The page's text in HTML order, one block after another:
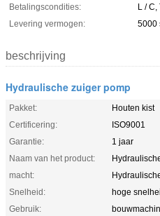
Betalingscondities:
L / C,
Levering vermogen:
5000
beschrijving
Hydraulische zuiger pomp
Pakket:
Houten kist
Certificering:
ISO9001
Garantie:
1 jaar
Naam van het product:
macht:
Snelheid:
hoge
Gebruik: